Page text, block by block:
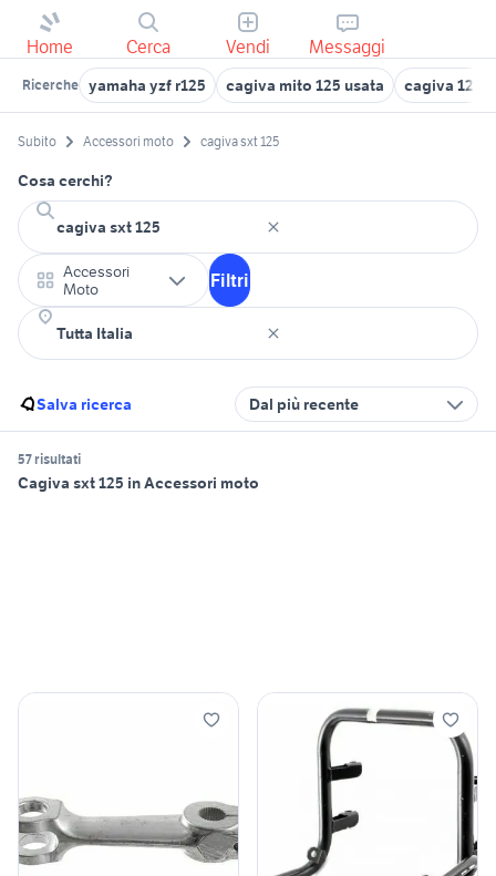
Home Cerca Vendi Messaggi
Ricerche yamaha yzf r125 cagiva mito 125 usata cagiva 125
Subito Accessori moto cagiva sxt 125
Cosa cerchi?
Accessori
Moto
Filtri
Salva ricerca Dal più recente
57 risultati
Cagiva sxt 125 in Accessori moto